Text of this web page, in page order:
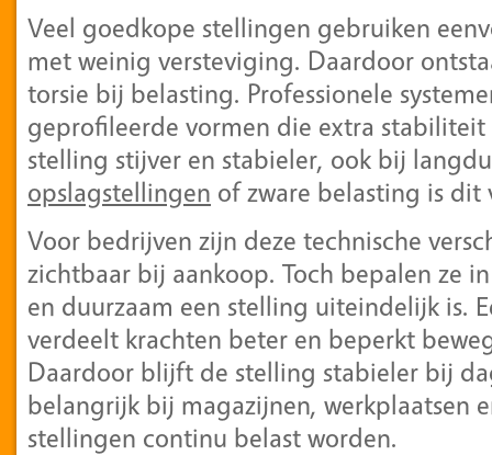
Veel goedkope stellingen gebruiken
met weinig versteviging. Daardoor
torsie bij belasting. Professionele
geprofileerde vormen die extra
stelling stijver en stabieler, ook bij
opslagstellingen of zware belasting is
Voor bedrijven zijn deze technische
zichtbaar bij aankoop. Toch bepalen ze
en duurzaam een stelling uiteindelijk is.
verdeelt krachten beter en beperkt
Daardoor blijft de stelling stabieler bij
belangrijk bij magazijnen, werkplaatsen
stellingen continu belast worden.